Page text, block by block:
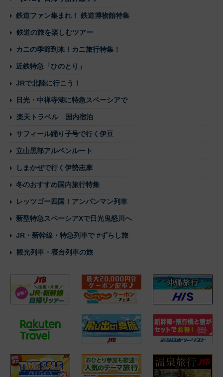
鉄道ファン集まれ！ 鉄道博物館特集
鉄道の旅を楽しむツアー
カニの季節到来！カニ旅行特集！
近鉄特急「ひのとり」
JRで北陸に行こう！
日光・中禅寺湖に特急スペーシアで
楽天トラベル 国内宿泊
サフィール踊り子号で行く伊豆
立山黒部アルペンルート
しまかぜで行く伊勢志摩
冬のおすすめ国内旅行特集
レッツゴー四国！アンパンマン列車
新型特急スペーシアXで日光鬼怒川へ
JR・新幹線・特急列車で #ずらし旅
観光列車・寝台列車の旅